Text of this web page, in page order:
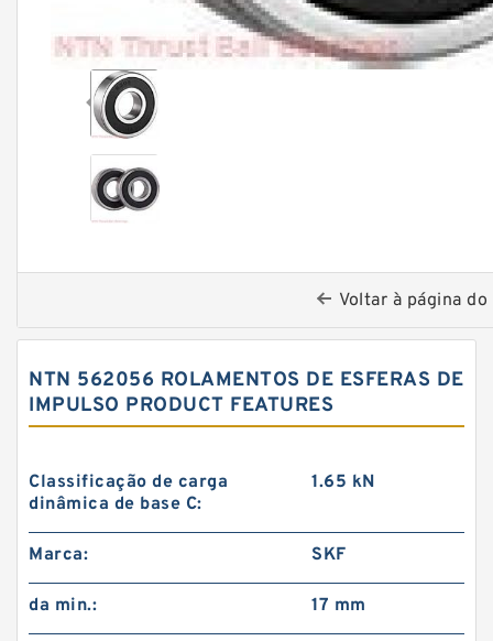
Voltar à página
NTN 562056 ROLAMENTOS DE ESFERAS DE
IMPULSO PRODUCT FEATURES
Classificação de carga
dinâmica de base C:
1.65 kN
Marca: SKF
da min.: 17 mm